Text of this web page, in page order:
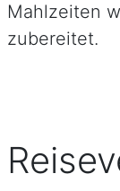
Mahlzeiten
zubereitet.